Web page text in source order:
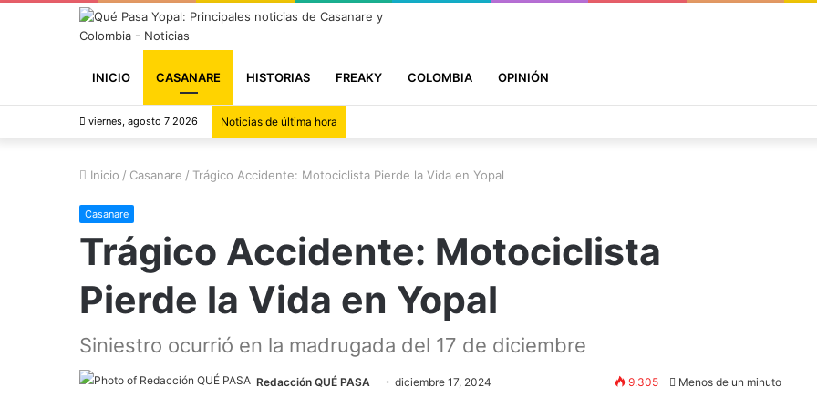
INICIO CASANARE HISTORIAS FREAKY COLOMBIA OPINIÓN
viernes, agosto 7 2026 Noticias de última hora
Inicio / Casanare / Trágico Accidente: Motociclista Pierde la Vida en Yopal
Casanare
Trágico Accidente: Motociclista
Pierde la Vida en Yopal
Siniestro ocurrió en la madrugada del 17 de diciembre
Redacción QUÉ PASA diciembre 17, 2024 9.305 Menos de un minuto